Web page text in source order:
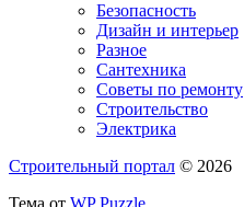
Безопасность
Дизайн и интерьер
Разное
Сантехника
Советы по ремонту
Строительство
Электрика
Строительный портал © 2026